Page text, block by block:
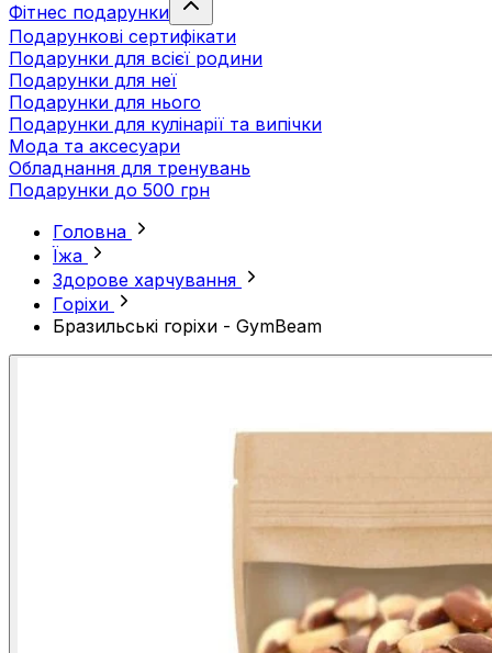
Фітнес подарунки
Подарункові сертифікати
Подарунки для всієї родини
Подарунки для неї
Подарунки для нього
Подарунки для кулінарії та випічки
Мода та аксесуари
Обладнання для тренувань
Подарунки до 500 грн
Головна
Їжа
Здорове харчування
Горіхи
Бразильські горіхи - GymBeam